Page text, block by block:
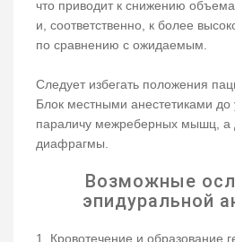
что приводит к снижению
и, соответственно, к более
по сравнению с ожидаемым.
Следует избегать положения
Блок местными анестетиками до
параличу межреберных мышц, а
диафрагмы.
Возможные
эпидуральной
1.​ Кровотечение и образование